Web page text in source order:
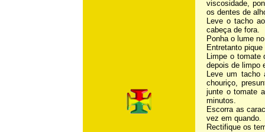
viscosidade,
os dentes de
Leve o tacho
cabeça de fora.
Ponha o lume
Entretanto
Limpe o tomate
depois de limpo
Leve um tacho
chouriço,
junte o tomate
minutos.
Escorra as
vez em quando.
Rectifique os